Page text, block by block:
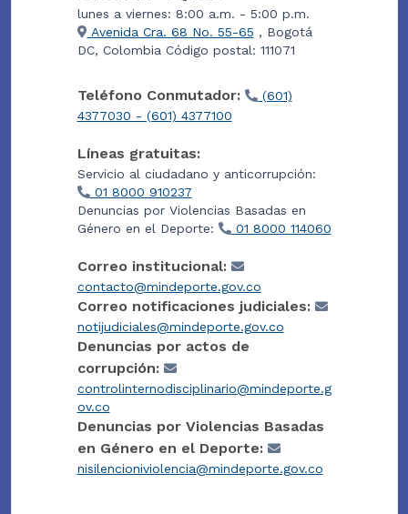
lunes a viernes: 8:00 a.m. - 5:00 p.m.
Avenida Cra. 68 No. 55-65 , Bogotá
DC, Colombia Código postal: 111071
Teléfono Conmutador:
(601)
4377030 - (601) 4377100
Líneas gratuitas:
Servicio al ciudadano y anticorrupción:
01 8000 910237
Denuncias por Violencias Basadas en
Género en el Deporte:
01 8000 114060
Correo institucional:
contacto@mindeporte.gov.co
Correo notificaciones judiciales:
notijudiciales@mindeporte.gov.co
Denuncias por actos de
corrupción:
controlinternodisciplinario@mindeporte.g
ov.co
Denuncias por Violencias Basadas
en Género en el Deporte:
nisilencioniviolencia@mindeporte.gov.co